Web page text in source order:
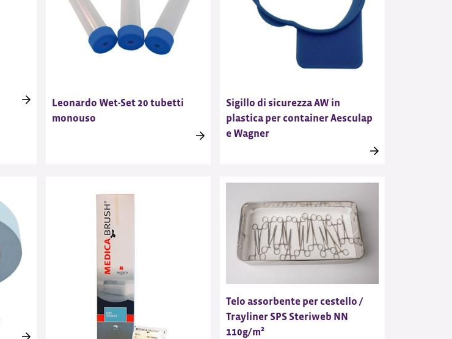
Leonardo Wet-Set 20 tubetti
monouso
Sigillo di sicurezza AW in
plastica per container Aesculap
e Wagner
Telo assorbente per cestello /
Trayliner SPS Steriweb NN
110g/m²